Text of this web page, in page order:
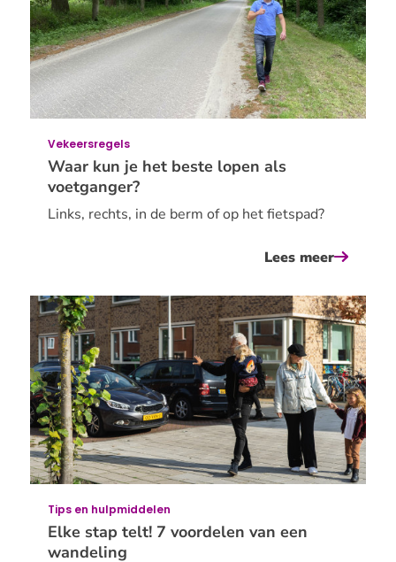
Waar kun je het beste lopen als
voetganger?
Vekeersregels
Links, rechts, in de berm of op het fietspad?
Lees meerover
kun
je
het
beste
lopen
als
Elke stap telt! 7 voordelen van een
wandeling
Tips en hulpmiddelen